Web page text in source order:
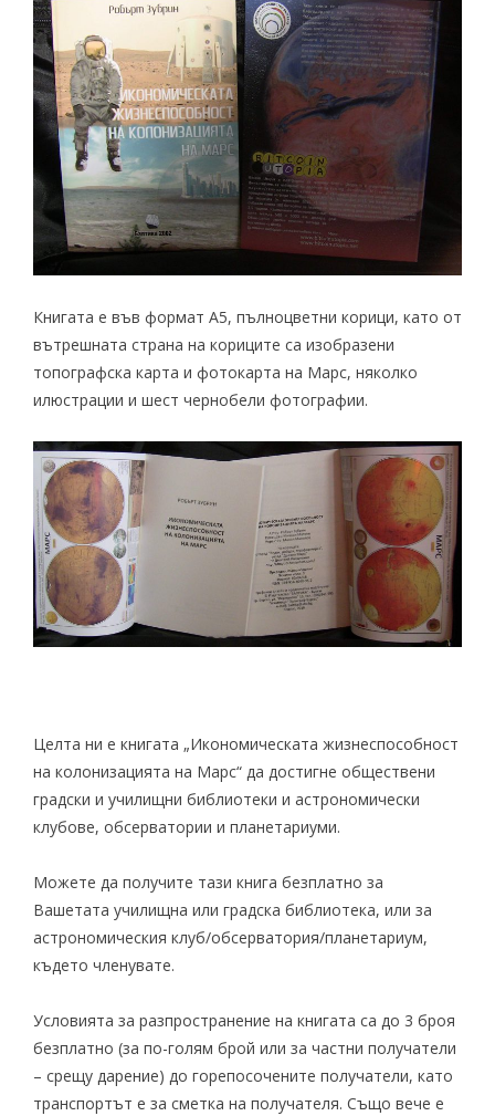
Книгата е във формат А5, пълноцветни корици, като от
вътрешната страна на кориците са изобразени
топографска карта и фотокарта на Марс, няколко
илюстрации и шест чернобели фотографии.
Целта ни е книгата „Икономическата жизнеспособност
на колонизацията на Марс“ да достигне обществени
градски и училищни библиотеки и астрономически
клубове, обсерватории и планетариуми.
Можете да получите тази книга безплатно за
Вашетата училищна или градска библиотека, или за
астрономическия клуб/обсерватория/планетариум,
където членувате.
Условията за разпространение на книгата са до 3 броя
безплатно (за по-голям брой или за частни получатели
– срещу дарение) до горепосочените получатели, като
транспортът е за сметка на получателя. Също вече е